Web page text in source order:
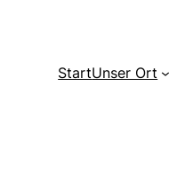
StartUnser Ort